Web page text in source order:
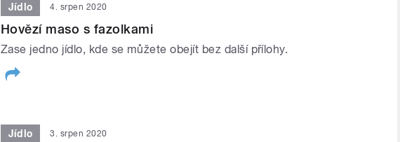
Jídlo 4. srpen 2020
Hovězí maso s fazolkami
Zase jedno jídlo, kde se můžete obejít bez další přílohy.
Jídlo 3. srpen 2020